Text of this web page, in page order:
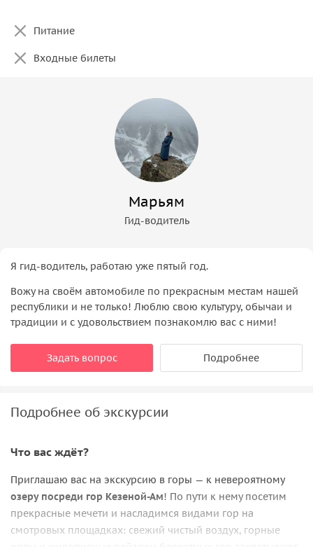
Питание
Входные билеты
Марьям
Гид-водитель
Я гид-водитель, работаю уже пятый год.
Вожу на своём автомобиле по прекрасным местам нашей
республики и не только! Люблю свою культуру, обычаи и
традиции и с удовольствием познакомлю вас с ними!
Задать вопрос Подробнее
Подробнее об экскурсии
Что вас ждёт?
Приглашаю вас на экскурсию в горы — к невероятному
озеру посреди гор Кезеной-Ам! По пути к нему посетим
прекрасные мечети и насладимся видами гор на
смотровых площадках: свежий чистый воздух, горные